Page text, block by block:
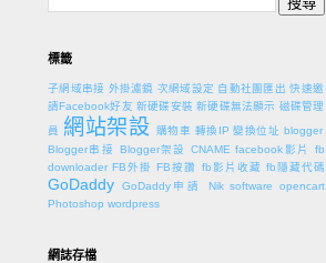
標籤
子網域串接 外掛濾鏡 次網域設定 自動社團匯出 快速邀
請Facebook好友 新硬碟安裝 新硬碟無法顯示 磁碟管理
員 網站架設 購物車 轉換IP 變換位址 blogger
Blogger串接
Blogger架設 CNAME facebook影片
fb
downloader FB外掛 FB按讚 fb影片收藏 fb隱藏代碼
GoDaddy GoDaddy申請 Nik software
opencart
Photoshop wordpress
網誌存檔